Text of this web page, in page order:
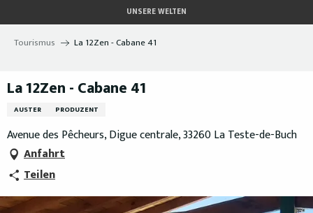
au
contenu
UNSERE WELTEN
Tourismus La 12Zen - Cabane 41
La 12Zen - Cabane 41
AUSTER PRODUZENT
Avenue des Pêcheurs, Digue centrale, 33260 La Teste-de-Buch
Anfahrt
Teilen